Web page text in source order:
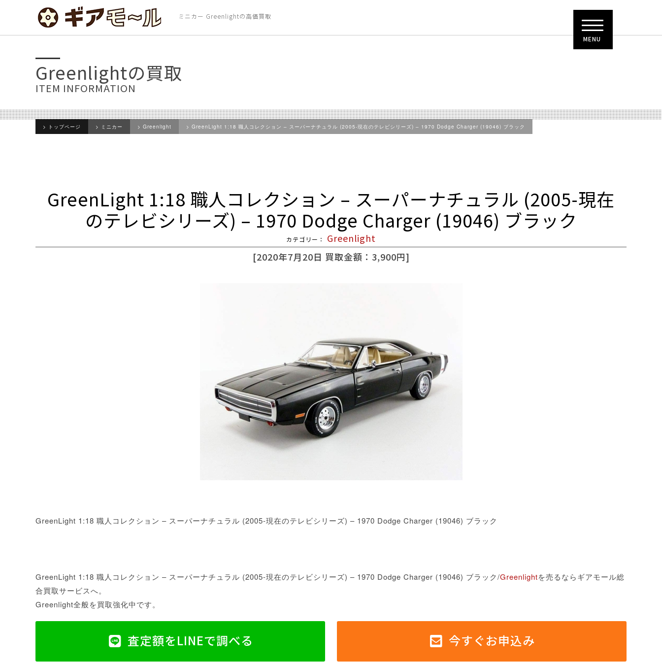
ミニカー Greenlightの高価買取
Greenlightの買取
ITEM INFORMATION
トップページ ミニカー Greenlight GreenLight 1:18 職人コレクション – スーパーナチュラル (2005-現在のテレビシリーズ) – 1970 Dodge Charger (19046) ブラック
MENU
GreenLight 1:18 職人コレクション – スーパーナチュラル (2005-現在
のテレビシリーズ) – 1970 Dodge Charger (19046) ブラック
Greenlight
2020年7月20日 買取金額：3,900円
GreenLight 1:18 職人コレクション – スーパーナチュラル (2005-現在のテレビシリーズ) – 1970 Dodge Charger (19046) ブラック
GreenLight 1:18 職人コレクション – スーパーナチュラル (2005-現在のテレビシリーズ) – 1970 Dodge Charger (19046) ブラック/Greenlightを売るならギアモール総
合買取サービスへ。
Greenlight全般を買取強化中です。
査定額をLINEで調べる 今すぐお申込み